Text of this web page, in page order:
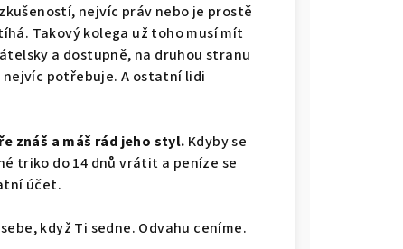
nejvíc práv nebo je prostě
Takový kolega už toho musí mít
a dostupně, na druhou stranu
potřebuje. A ostatní lidi
znáš a máš rád jeho styl. Kdyby se
triko do 14 dnů vrátit a peníze se
účet.
když Ti sedne. Odvahu ceníme.